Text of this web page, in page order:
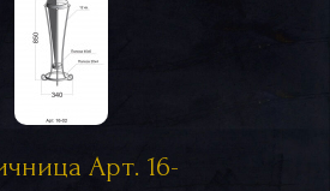
Арт. 16-